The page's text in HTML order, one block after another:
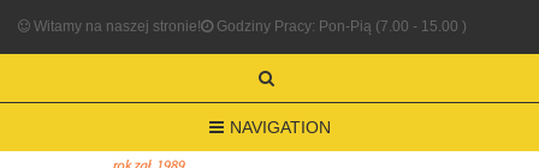
Witamy na naszej stronie! Godziny Pracy: Pon-Pią (7.00 - 15.00 )
NAVIGATION